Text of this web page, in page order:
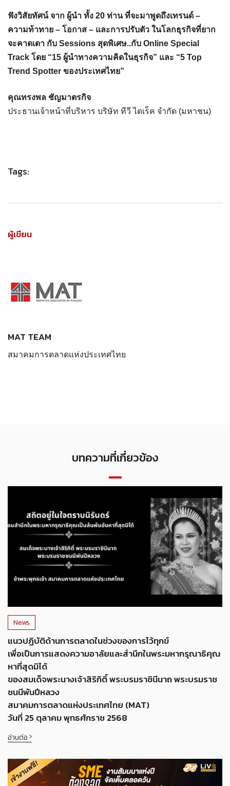
ฟังวิสัยทัศน์ จาก ผู้นำ ทั้ง 20 ท่าน ที่จะมาพูดถึงเทรนด์ –
ความท้าทาย – โอกาส – และการปรับตัว ในโลกธุรกิจที่ยาก
จะคาดเดา กับ Sessions สุดพิเศษ..กับ Online Special
Track โดย “15 ผู้นำทางความคิดในธุรกิจ” และ “5 Top
Trend Spotter ของประเทศไทย”
คุณทรงพล ชัญมาตรกิจ
ประธานเจ้าหน้าที่บริหาร บริษัท ทีวี ไดเร็ค จำกัด (มหาชน)
Tags:
ผู้เขียน
MAT TEAM
สมาคมการตลาดแห่งประเทศไทย
บทความที่เกี่ยวข้อง
News
แนวปฏิบัติด้านการตลาดในช่วงของการไว้ทุกข์
เพื่อเป็นการแสดงความอาลัยและสำนึกในพระมหากรุณาธิคุณ
หาที่สุดมิได้
ของสมเด็จพระนางเจ้าสิริกิติ์ พระบรมราชินีนาถ พระบรมราช
ชนนีพันปีหลวง
สมาคมการตลาดแห่งประเทศไทย (MAT)
วันที่ 25 ตุลาคม พุทธศักราช 2568
อ่านต่อ